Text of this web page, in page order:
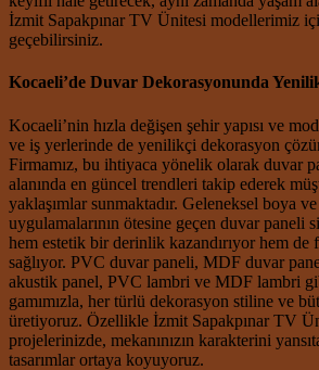
İzmit Sapakpınar TV Ünitesi modellerimiz
geçebilirsiniz.
Kocaeli’de Duvar Dekorasyonunda
Kocaeli’nin hızla değişen şehir yapısı ve
ve iş yerlerinde de yenilikçi dekorasyon
Firmamız, bu ihtiyaca yönelik olarak duvar
alanında en güncel trendleri takip ederek
yaklaşımlar sunmaktadır. Geleneksel boya ve
uygulamalarının ötesine geçen duvar paneli
hem estetik bir derinlik kazandırıyor hem
sağlıyor. PVC duvar paneli, MDF duvar
akustik panel, PVC lambri ve MDF lambri
gamımızla, her türlü dekorasyon stiline ve
üretiyoruz. Özellikle İzmit Sapakpınar TV
projelerinizde, mekanınızın karakterini
tasarımlar ortaya koyuyoruz.